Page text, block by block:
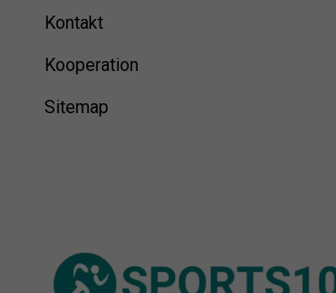
Kontakt
Kooperation
Sitemap